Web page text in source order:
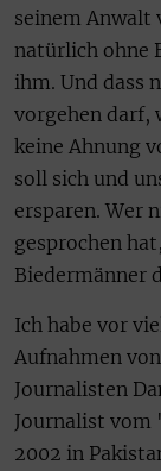
seinem Anwalt
natürlich ohne
ihm. Und dass
vorgehen darf,
keine Ahnung
soll sich und
ersparen. Wer
gesprochen
Biedermänner
Ich habe vor
Aufnahmen
Journalisten
Journalist vom
2002 in